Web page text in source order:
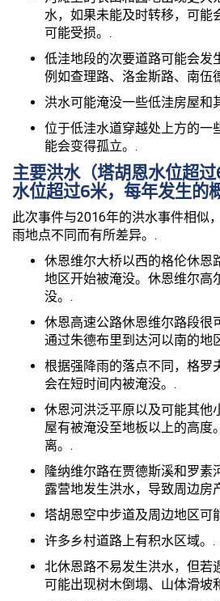
水，如果未能及时转移，可能
可能受损。.
低洼地段的次要道路可能会发
例如查理路、洛金斯路、南伍
洪水可能淹没一些低洼房屋和
位于低洼水道穿越处上方的一
能会变得孤立。.
主要洪水（塔胡恩水位超
水位超过6米，每年发生的
此次事件与2016年的洪水事件相似
雨地点不同而有所差异。.
休恩维尔大桥以西的格伦休恩
地区开始被淹没。休恩维尔高
没。.
休恩高速公路休恩维尔路段很
通过朱德布里到达河以南的地
根据强降雨的落点不同，格罗
会在短时间内被淹没。.
休恩河洪泛平原以及可能其他
屋有被淹没至地板以上的高度
离。.
隆纳维尔路在贾德斯溪和罗素
露营地发生洪水，导致周边房
塔胡恩空中步道及周边地区可
许多乡村道路上有积水区域。.
北休恩路不易发生洪水，但若
可能出现树木倒塌、山体滑坡